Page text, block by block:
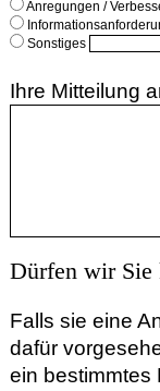
Anregungen /
Sonstiges
Ihre Mitteilung
Dürfen wir Sie
Falls sie eine
dafür
ein bestimmtes